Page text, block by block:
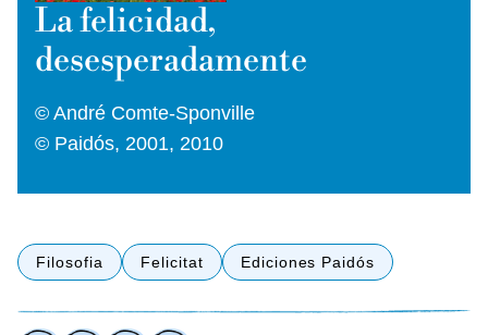
La felicidad,
desesperadamente
© André Comte-Sponville
© Paidós, 2001, 2010
Filosofia Felicitat Ediciones Paidós